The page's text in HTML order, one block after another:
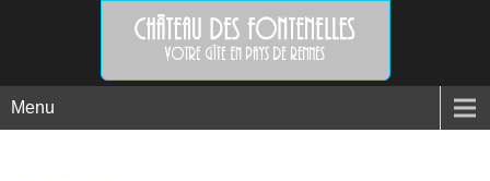
Menu